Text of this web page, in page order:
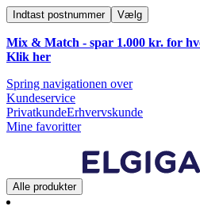
Indtast postnummer Vælg
Mix & Match - spar 1.000 kr. for
Klik her
Spring navigationen over
Kundeservice
PrivatkundeErhvervskunde
Mine favoritter
Alle produkter